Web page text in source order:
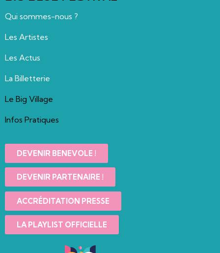
Qui sommes-nous ?
Les Artistes
Les Actus
La Billetterie
Le Big Village
Infos Pratiques
DEVENIR BENEVOLE !
DEVENIR PARTENAIRE !
ACCRÉDITATION PRESSE
LA PLAYLIST OFFICIELLE